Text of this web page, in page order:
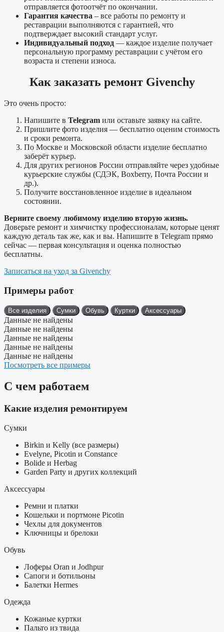
отправляется фотоотчёт по окончании.
Гарантия качества – все работы по ремонту и
реставрации выполняются с гарантией, что
подтверждает высокий стандарт услуг.
Индивидуальный подход — каждое изделие получает
персональную программу реставрации с учётом его
возраста и степени износа.
Как заказать ремонт Givenchy
Это очень просто:
Напишите в Telegram или оставьте заявку на сайте.
Пришлите фото изделия — бесплатно оценим стоимость
и сроки ремонта.
По Москве и Московской области изделие бесплатно
заберёт курьер.
Для других регионов России отправляйте через удобные
курьерские службы (СДЭК, Boxberry, Почта России и
др.).
Получите восстановленное изделие в идеальном
состоянии.
Верните своему любимому изделию вторую жизнь.
Доверьте ремонт и химчистку профессионалам, которые ценят
каждую деталь так же, как и вы. Напишите в Telegram прямо
сейчас — первая консультация и оценка полностью
бесплатны.
Записаться на уход за Givenchy
Примеры работ
Все изделия Сумки Обувь Куртки Аксессуары
Данные не найдены
Данные не найдены
Данные не найдены
Данные не найдены
Данные не найдены
Посмотреть все примеры
С чем работаем
Какие изделия ремонтируем
Сумки
Birkin и Kelly (все размеры)
Evelyne, Picotin и Constance
Bolide и Herbag
Garden Party и других коллекций
Аксессуары
Ремни и платки
Кошельки и портмоне Picotin
Чехлы для документов
Ключницы и брелоки
Обувь
Лоферы Oran и Jodhpur
Сапоги и ботильоны
Балетки Hermes
Одежда
Кожаные куртки
Пальто из твида